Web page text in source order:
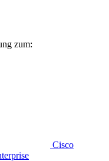
zum:
Cisco